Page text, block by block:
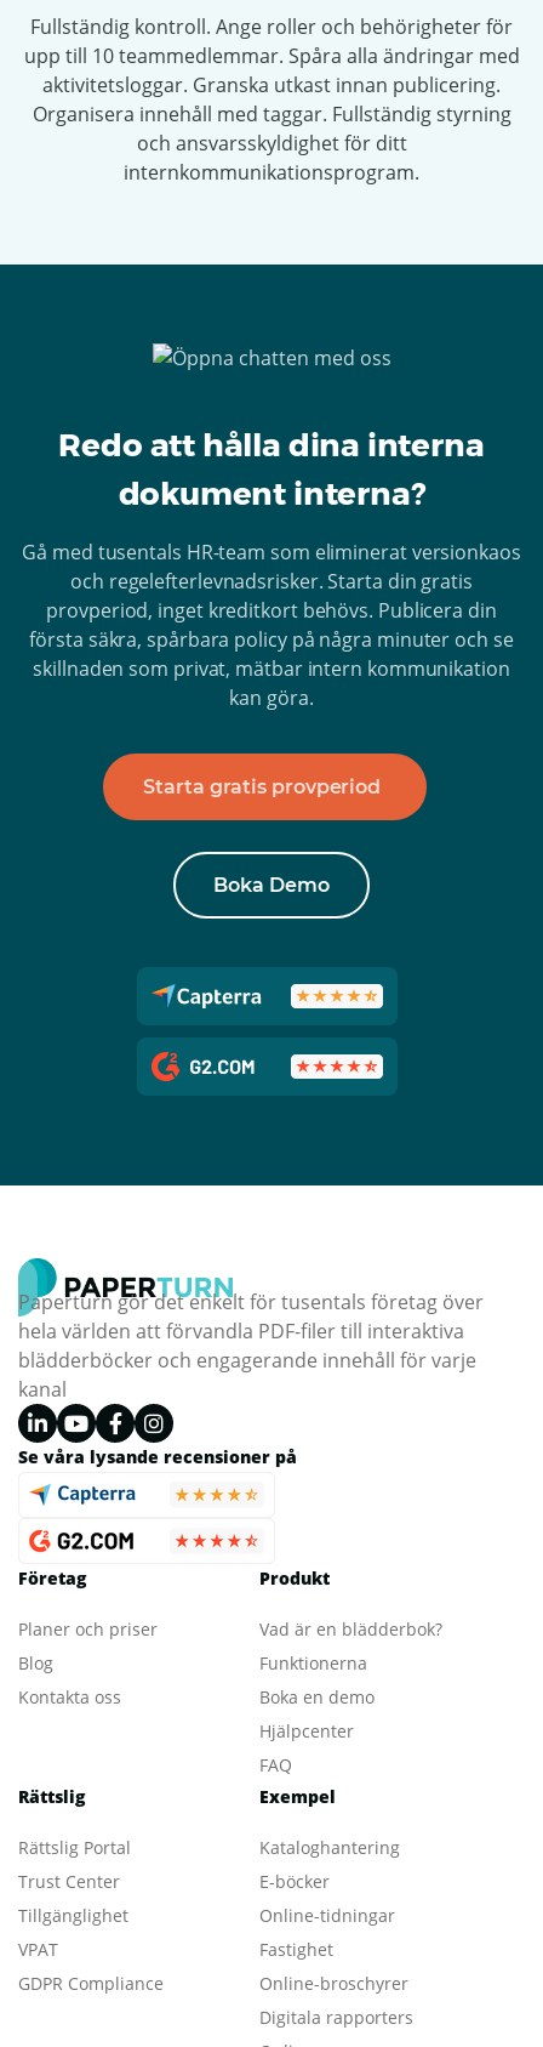
Fullständig kontroll. Ange roller och behörigheter för
upp till 10 teammedlemmar. Spåra alla ändringar med
aktivitetsloggar. Granska utkast innan publicering.
Organisera innehåll med taggar. Fullständig styrning
och ansvarsskyldighet för ditt
internkommunikationsprogram.
Redo att hålla dina interna
dokument interna?
Gå med tusentals HR-team som eliminerat versionkaos
och regelefterlevnadsrisker. Starta din gratis
provperiod, inget kreditkort behövs. Publicera din
första säkra, spårbara policy på några minuter och se
skillnaden som privat, mätbar intern kommunikation
kan göra.
Starta gratis provperiod
Boka Demo
Paperturn gör det enkelt för tusentals företag över
hela världen att förvandla PDF-filer till interaktiva
blädderböcker och engagerande innehåll för varje
kanal
Se våra lysande recensioner på
Företag
Planer och priser
Blog
Kontakta oss
Produkt
Vad är en blädderbok?
Funktionerna
Boka en demo
Hjälpcenter
FAQ
Rättslig
Rättslig Portal
Trust Center
Tillgänglighet
VPAT
GDPR Compliance
Exempel
Kataloghantering
E-böcker
Online-tidningar
Fastighet
Online-broschyrer
Digitala rapporters